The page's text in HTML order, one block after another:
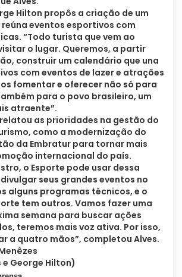
Hilton propôs a criação de um
eventos esportivos com
“Todo turista que vem ao
o lugar. Queremos, a partir
construir um calendário que una
com eventos de lazer e atrações
fomentar e oferecer não só para
para o povo brasileiro, um
atraente”.
relatou as prioridades na gestão do
como a modernização do
da Embratur para tornar mais
internacional do país.
o Esporte pode usar dessa
seus grandes eventos no
alguns programas técnicos, e o
tem outros. Vamos fazer uma
semana para buscar ações
teremos mais voz ativa. Por isso,
a quatro mãos”, completou Alves.
e George Hilton)